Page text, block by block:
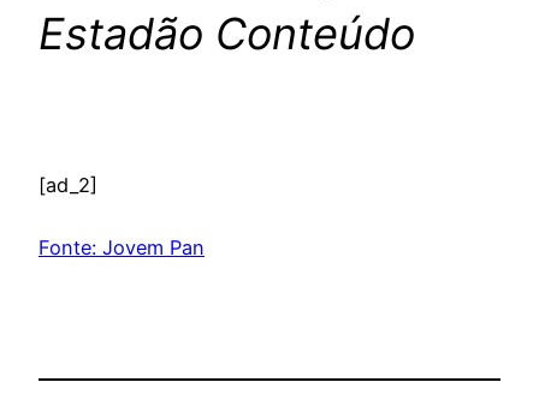
Estadão Conteúdo
[ad_2]
Fonte: Jovem Pan